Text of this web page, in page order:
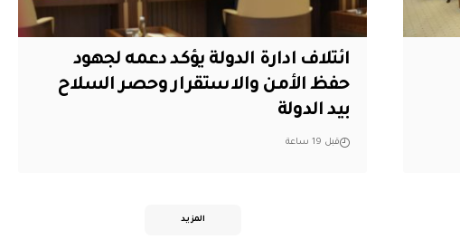
ائتلاف ادارة الدولة يؤكد دعمه لجهود
حفظ الأمن والاستقرار وحصر السلاح
بيد الدولة
قبل 19 ساعة
المزيد